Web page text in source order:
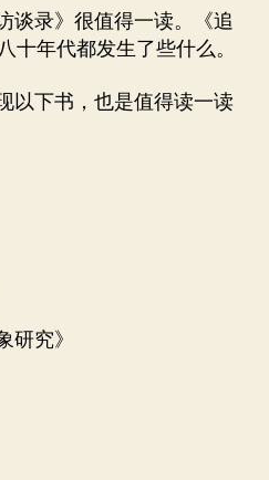
谈录》很值得一读。《追
十年代都发生了些什么。
以下书，也是值得读一读
研究》